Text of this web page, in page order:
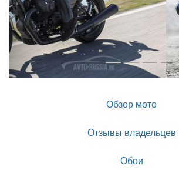
Обзор мото
Отзывы владельцев
Обои